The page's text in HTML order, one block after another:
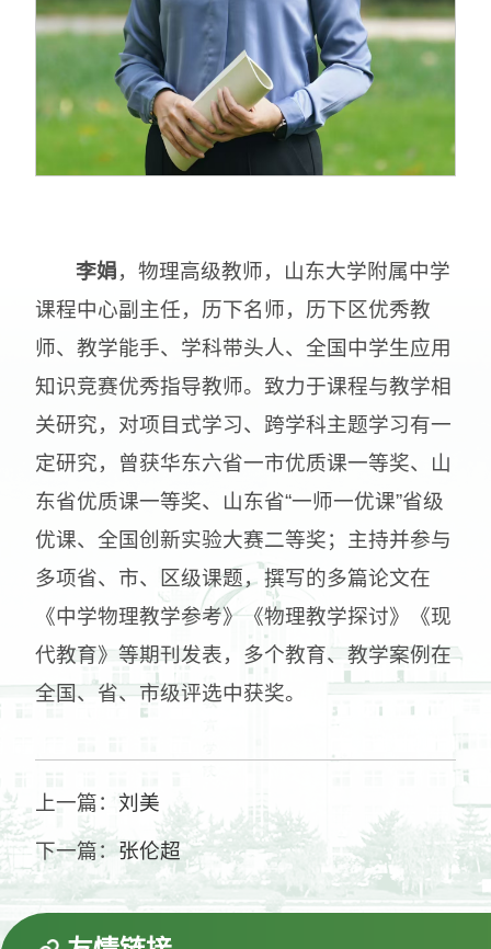
李娟，物理高级教师，山东大学附属中学
课程中心副主任，历下名师，历下区优秀教
师、教学能手、学科带头人、全国中学生应用
知识竞赛优秀指导教师。致力于课程与教学相
关研究，对项目式学习、跨学科主题学习有一
定研究，曾获华东六省一市优质课一等奖、山
东省优质课一等奖、山东省“一师一优课”省级
优课、全国创新实验大赛二等奖；主持并参与
多项省、市、区级课题，撰写的多篇论文在
《中学物理教学参考》《物理教学探讨》《现
代教育》等期刊发表，多个教育、教学案例在
全国、省、市级评选中获奖。
上一篇： 刘美
下一篇：张伦超